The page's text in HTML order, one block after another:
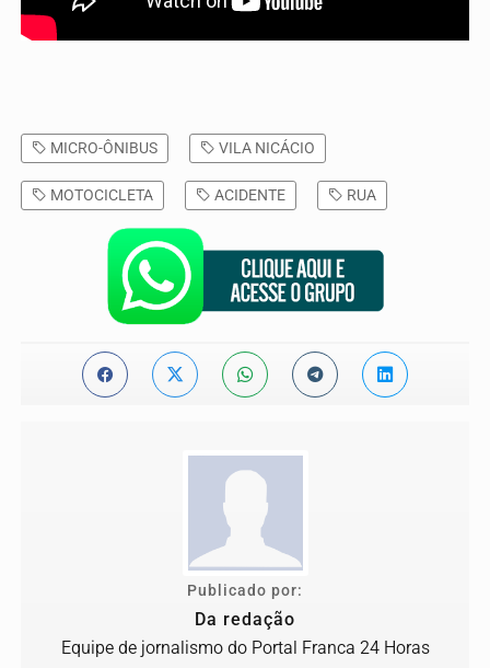
MICRO-ÔNIBUS VILA NICÁCIO
MOTOCICLETA ACIDENTE RUA
Publicado por:
Da redação
Equipe de jornalismo do Portal Franca 24 Horas